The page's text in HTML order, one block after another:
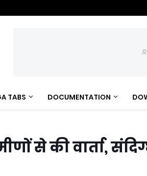
TABS DOCUMENTATION
से की वार्ता,